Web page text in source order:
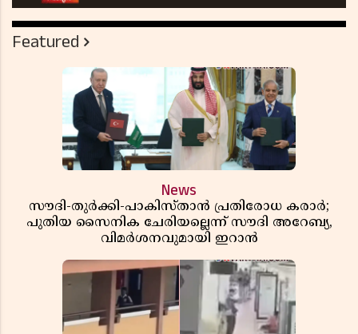
Featured
News
സൗദി-തുർക്കി-പാകിസ്താൻ പ്രതിരോധ കരാർ;
പുതിയ സൈനിക ചേരിയല്ലെന്ന് സൗദി അറേബ്യ,
വിമർശനവുമായി ഇറാൻ